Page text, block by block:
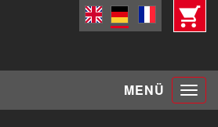
MENÜ Toggle